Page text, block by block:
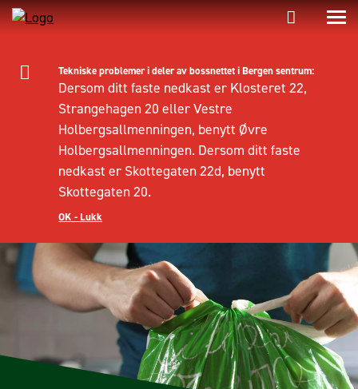
Tekniske problemer i deler av bossnettet i Bergen sentrum:
Dersom ditt faste nedkast er Klosteret 22,
Strangehagen 20 eller Vestre
Holbergsallmenningen, benytt Øvre
Holbergsallmenningen. Dersom ditt faste
nedkast er Skottegaten 22d, benytt
Skottegaten 20.
OK - Lukk